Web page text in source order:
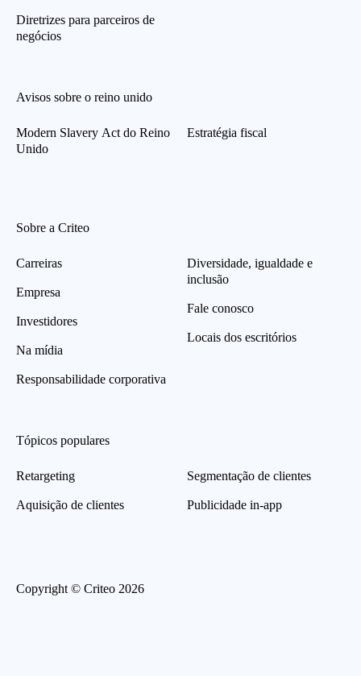
Diretrizes para parceiros de
negócios
Avisos sobre o reino unido
Modern Slavery Act do Reino
Unido
Estratégia fiscal
Sobre a Criteo
Carreiras
Empresa
Investidores
Na mídia
Responsabilidade corporativa
Diversidade, igualdade e
inclusão
Fale conosco
Locais dos escritórios
Tópicos populares
Retargeting
Aquisição de clientes
Segmentação de clientes
Publicidade in-app
Copyright © Criteo 2026